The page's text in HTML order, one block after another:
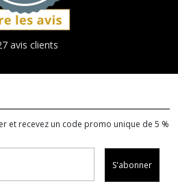
avis clients
et recevez un code promo unique de 5 %
S'abonner